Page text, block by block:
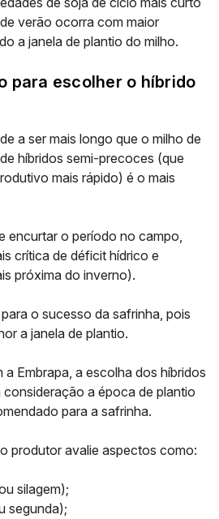
verão ocorra com maior
a janela de plantio do milho.
para escolher o híbrido
a ser mais longo que o milho de
híbridos semi-precoces (que
mais rápido) é o mais
encurtar o período no campo,
crítica de déficit hídrico e
próxima do inverno).
o sucesso da safrinha, pois
a janela de plantio.
a Embrapa, a escolha dos híbridos
a época de plantio
para a safrinha.
produtor avalie aspectos como:
silagem);
segunda);